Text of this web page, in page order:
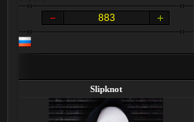
883
Slipknot